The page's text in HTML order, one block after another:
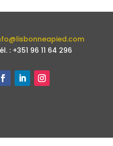
: +351 96 11 64 296